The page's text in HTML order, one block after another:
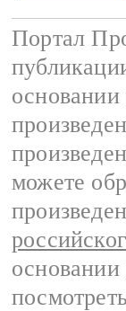
Портал
основании
можете
основании